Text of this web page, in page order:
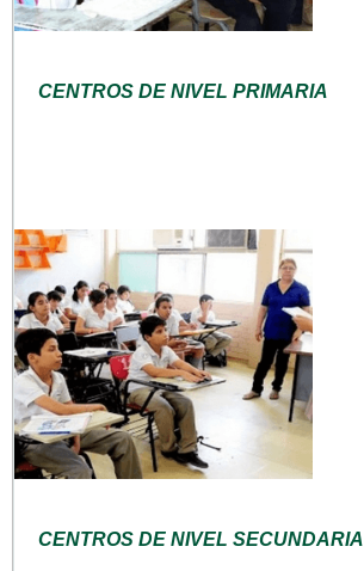
CENTROS DE NIVEL PRIMARIA
CENTROS DE NIVEL SECUNDARIA